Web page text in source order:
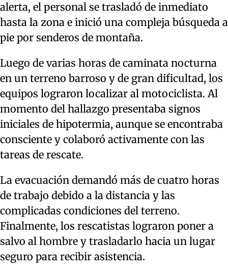
alerta, el personal se trasladó de inmediato
hasta la zona e inició una compleja búsqueda a
pie por senderos de montaña.
Luego de varias horas de caminata nocturna
en un terreno barroso y de gran dificultad, los
equipos lograron localizar al motociclista. Al
momento del hallazgo presentaba signos
iniciales de hipotermia, aunque se encontraba
consciente y colaboró activamente con las
tareas de rescate.
La evacuación demandó más de cuatro horas
de trabajo debido a la distancia y las
complicadas condiciones del terreno.
Finalmente, los rescatistas lograron poner a
salvo al hombre y trasladarlo hacia un lugar
seguro para recibir asistencia.